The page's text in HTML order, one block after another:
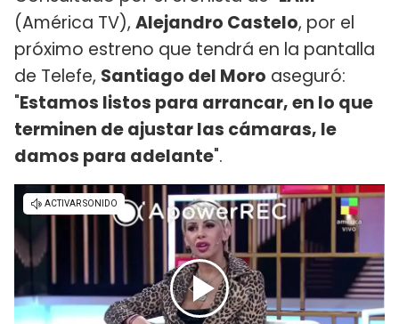
(América TV), Alejandro Castelo, por el
próximo estreno que tendrá en la pantalla
de Telefe, Santiago del Moro aseguró:
"Estamos listos para arrancar, en lo que
terminen de ajustar las cámaras, le
damos para adelante".